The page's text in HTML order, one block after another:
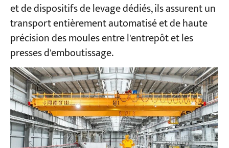
Projets
Blogs
Nouvelles
Demandes
À propos de nous
Contactez-nous
et de dispositifs de levage dédiés, ils assurent un
transport entièrement automatisé et de haute
précision des moules entre l'entrepôt et les
presses d'emboutissage.